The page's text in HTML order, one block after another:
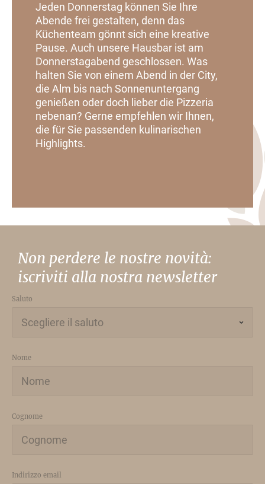
Jeden Donnerstag können Sie Ihre
Abende frei gestalten, denn das
Küchenteam gönnt sich eine kreative
Pause. Auch unsere Hausbar ist am
Donnerstagabend geschlossen. Was
halten Sie von einem Abend in der City,
die Alm bis nach Sonnenuntergang
genießen oder doch lieber die Pizzeria
nebenan? Gerne empfehlen wir Ihnen,
die für Sie passenden kulinarischen
Highlights.
Non perdere le nostre novità:
iscriviti alla nostra newsletter
Saluto
Nome
Cognome
Indirizzo email